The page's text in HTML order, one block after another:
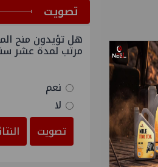
ﺗﺼﻮﻳﺖ
هل تؤيدون منح
مرتب لمدة عشر
نعم
لا
تصويت